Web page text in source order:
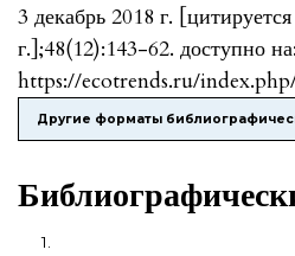
3 декабрь 2018 г.
г.];48(12):143-62. доступно на:
https://ecotrends.ru/
Другие форматы